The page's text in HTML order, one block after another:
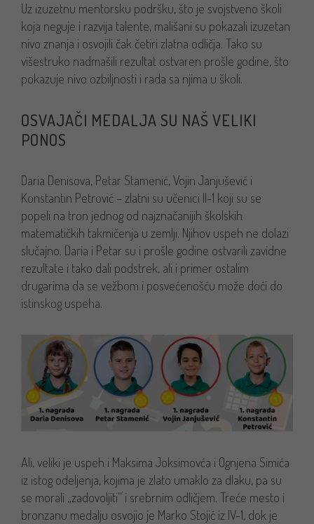
Uz izuzetnu mentorsku podršku, što je svojstveno školi
koja neguje i razvija talente, mališani su pokazali izuzetan
nivo znanja i osvojili čak četiri zlatna odličja. Tako su
višestruko nadmašili rezultat ostvaren prošle godine, što
pokazuje nivo ozbiljnosti i rada sa njima u školi.
OSVAJAČI MEDALJA SU NAŠ VELIKI
PONOS
Daria Denisova, Petar Stamenić, Vojin Janjušević i
Konstantin Petrović – zlatni su učenici II-1 koji su se
popeli na tron jednog od najznačanijih školskih
matematičkih takmičenja u zemlji. Njihov uspeh ne dolazi
slučajno. Daria i Petar su i prošle godine ostvarili zavidne
rezultate i tako dali podstrek, ali i primer ostalim
drugarima da se vežbom i posvećenošću može doći do
istinskog uspeha.
Ali, veliki je uspeh i Maksima Joksimovća i Ognjena Simića
iz istog odeljenja, kojima je zlato umaklo za dlaku, pa su
se morali „zadovoljiti’’ i srebrnim odličjem. Treće mesto i
bronzanu medalju osvojio je Marko Stojić iz IV-1, dok je